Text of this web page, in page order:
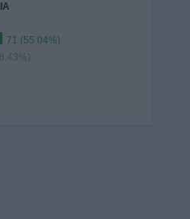
71 (55.04%)